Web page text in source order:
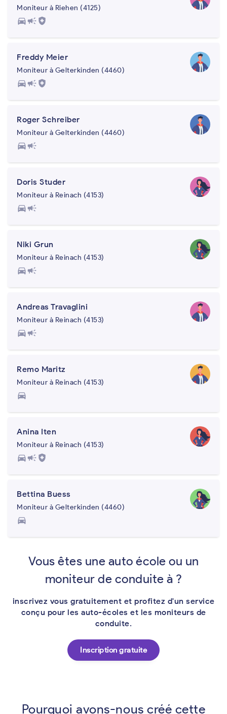
Moniteur à Riehen (4125)
directions_carcampaign health_and_safety
Freddy Meier
Moniteur à Gelterkinden (4460)
directions_carcampaign health_and_safety
Roger Schreiber
Moniteur à Gelterkinden (4460)
directions_carcampaign
Doris Studer
Moniteur à Reinach (4153)
directions_carcampaign
Niki Grun
Moniteur à Reinach (4153)
directions_carcampaign
Andreas Travaglini
Moniteur à Reinach (4153)
directions_carcampaign
Remo Maritz
Moniteur à Reinach (4153)
directions_car
Anina Iten
Moniteur à Reinach (4153)
directions_carcampaign health_and_safety
Bettina Buess
Moniteur à Gelterkinden (4460)
directions_car
Vous êtes une auto école ou un
moniteur de conduite à ?
inscrivez vous gratuitement et profitez d'un service
conçu pour les auto-écoles et les moniteurs de
conduite.
Inscription gratuite
Pourquoi avons-nous créé cette